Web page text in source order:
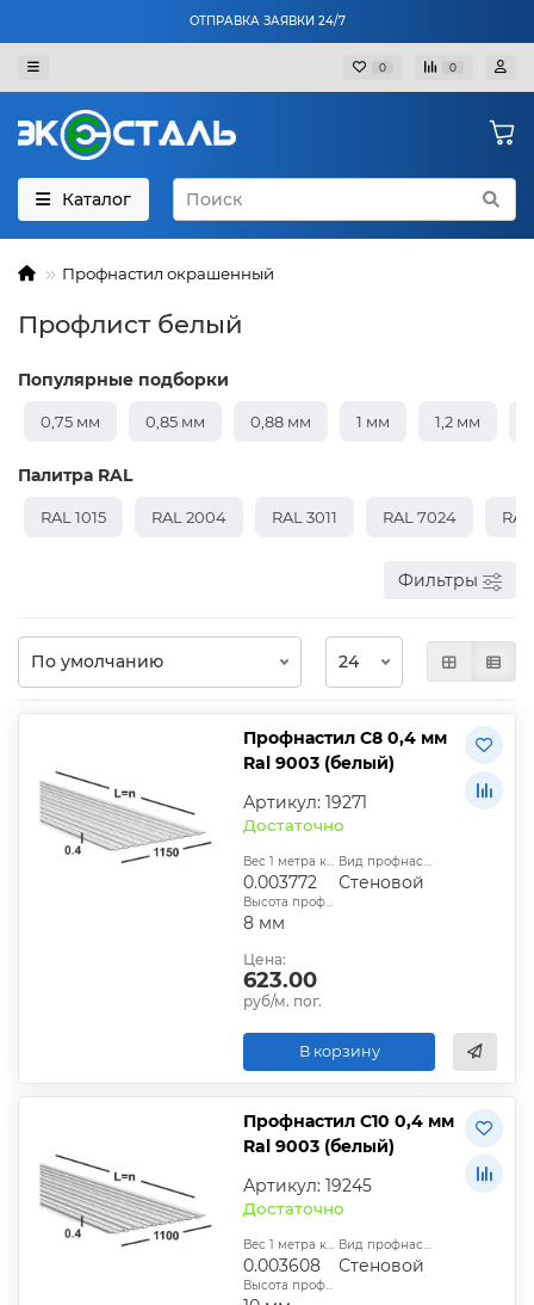
ОТПРАВКА ЗАЯВКИ 24/7
0 0
Каталог
Профнастил окрашенный
Профлист белый
Популярные подборки
0,75 мм 0,85 мм 0,88 мм 1 мм 1,2 мм
Палитра RAL
RAL 1015 RAL 2004 RAL 3011 RAL 7024
Фильтры
Профнастил С8 0,4 мм
Ral 9003 (белый)
Артикул: 19271
Достаточно
Вес 1 метра квадратного, т:
0.003772
Вид профнастила:
Стеновой
Высота профиля:
8 мм
Цена:
623.00
руб/м. пог.
В корзину
Профнастил С10 0,4 мм
Ral 9003 (белый)
Артикул: 19245
Достаточно
Вес 1 метра квадратного, т:
0.003608
Вид профнастила:
Стеновой
Высота профиля: